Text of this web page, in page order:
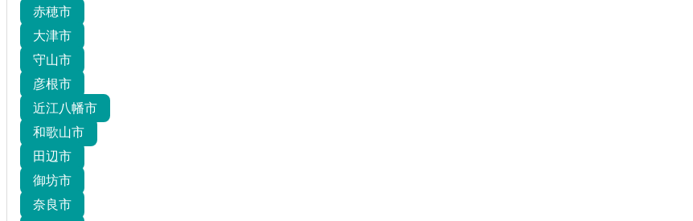
赤穂市
大津市
守山市
彦根市
近江八幡市
和歌山市
田辺市
御坊市
奈良市